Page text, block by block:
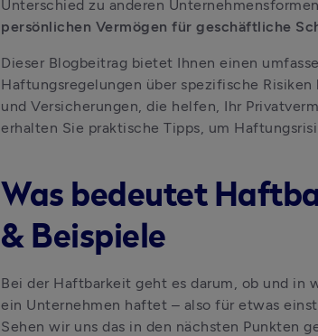
Unterschied zu anderen Unternehmensformen
persönlichen Vermögen für geschäftliche
Dieser Blogbeitrag bietet Ihnen einen
Haftungsregelungen über spezifische
und Versicherungen, die helfen, Ihr
erhalten Sie praktische Tipps, um
Was bedeutet
& Beispiele
Bei der Haftbarkeit geht es darum, ob und in
ein Unternehmen haftet – also für etwas
Sehen wir uns das in den nächsten Punkten